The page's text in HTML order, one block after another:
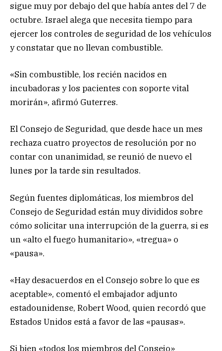
sigue muy por debajo del que había antes del 7 de
octubre. Israel alega que necesita tiempo para
ejercer los controles de seguridad de los vehículos
y constatar que no llevan combustible.
«Sin combustible, los recién nacidos en
incubadoras y los pacientes con soporte vital
morirán», afirmó Guterres.
El Consejo de Seguridad, que desde hace un mes
rechaza cuatro proyectos de resolución por no
contar con unanimidad, se reunió de nuevo el
lunes por la tarde sin resultados.
Según fuentes diplomáticas, los miembros del
Consejo de Seguridad están muy divididos sobre
cómo solicitar una interrupción de la guerra, si es
un «alto el fuego humanitario», «tregua» o
«pausa».
«Hay desacuerdos en el Consejo sobre lo que es
aceptable», comentó el embajador adjunto
estadounidense, Robert Wood, quien recordó que
Estados Unidos está a favor de las «pausas».
Si bien «todos los miembros del Consejo»